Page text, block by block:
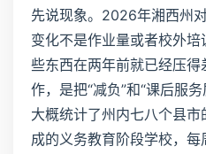
先说现象。2026年湘西州
变化不是作业量或者校外
些东西在两年前就已经压
作，是把“减负”和“课后服
大概统计了州内七八个县
成的义务教育阶段学校，